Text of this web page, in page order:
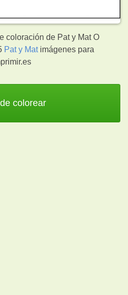
coloración de Pat y Mat O
Pat y Matimágenes para
colorear